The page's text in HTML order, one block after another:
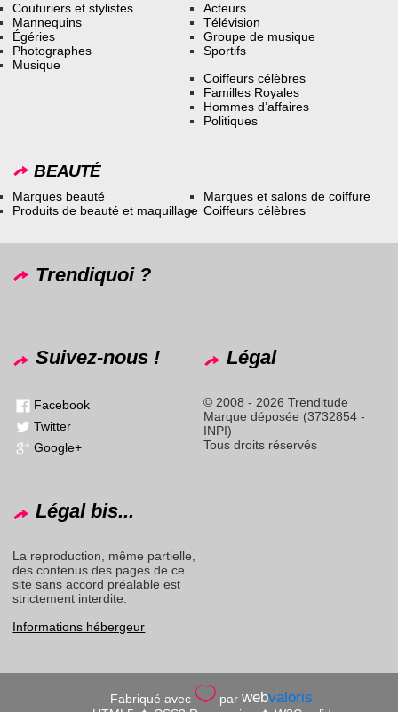
Couturiers et stylistes
Mannequins
Égéries
Photographes
Musique
Acteurs
Télévision
Groupe de musique
Sportifs
Coiffeurs célèbres
Familles Royales
Hommes d’affaires
Politiques
BEAUTÉ
Marques beauté
Produits de beauté et maquillage
Marques et salons de coiffure
Coiffeurs célèbres
Trendiquoi ?
Suivez-nous !
Facebook
Twitter
Google+
Légal
© 2008 - 2026 Trenditude
Marque déposée (3732854 -
INPI)
Tous droits réservés
Légal bis...
La reproduction, même partielle,
des contenus des pages de ce
site sans accord préalable est
strictement interdite.
Informations hébergeur
Fabriqué avec parwebvaloris